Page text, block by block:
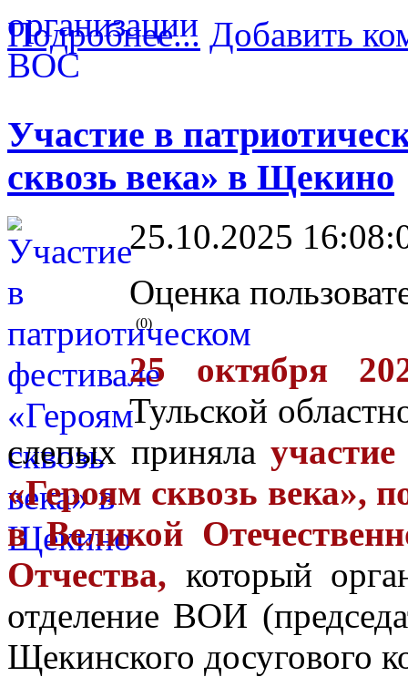
Подробнее... Добавить
Участие в
сквозь века» в Щекино
25.10.2025
Оценка
(0)
25 октября
Тульской
слепых приняла
«Героям сквозь века»,
в Великой
Отчества, который
отделение ВОИ
Щекинского досугового